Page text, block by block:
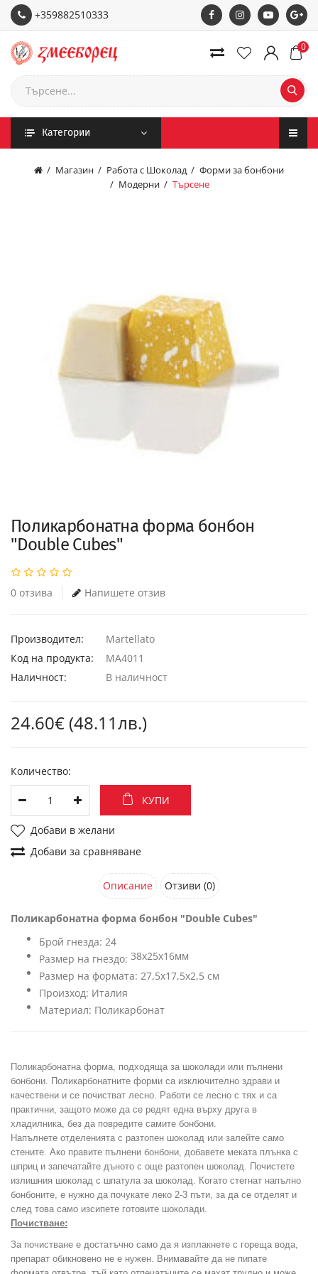
+359882510333
0
Категории
Магазин Работа с Шоколад
Форми за бонбони
Модерни
Търсене
Поликарбонатна форма бонбон
"Double Cubes"
0 отзива Напишете отзив
Производител:
Martellato
Код на продукта:
MA4011
Наличност:
В наличност
24.60€ (48.11лв.)
Количество:
КУПИ
Добави в желани
Добави за сравняване
Описание Отзиви (0)
Поликарбонатна форма бонбон "Double Cubes"
Брой гнезда: 24
Размер на гнездо: 38х25х16мм
Размер на формата: 27,5х17,5х2,5 см
Произход: Италия
Материал: Поликарбонат
Поликарбонатна форма, подходяща за шоколади или пълнени
бонбони. Поликарбонатните форми са изключително здрави и
качествени и се почистват лесно. Работи се лесно с тях и са
практични, защото може да се редят една върху друга в
хладилника, без да повредите самите бонбони.
Напълнете отделенията с разтопен шоколад или залейте само
стените. Ако правите пълнени бонбони, добавете меката плънка с
шприц и запечатайте дъното с още разтопен шоколад. Почистете
излишния шоколад с шпатула за шоколад. Когато стегнат напълно
бонбоните, е нужно да почукате леко 2-3 пъти, за да се отделят и
след това само изсипете готовите шоколади.
Почистване:
За почистване е достатъчно само да я изплакнете с гореща вода,
препарат обикновено не е нужен. Внимавайте да не пипате